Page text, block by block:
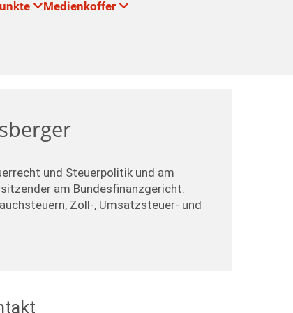
Medienkoffer
und Steuerpolitik und am
am Bundesfinanzgericht.
Zoll-, Umsatzsteuer- und